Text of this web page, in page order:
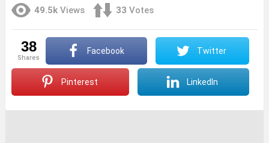
49.5k Views 33 Votes
38
shares
Facebook Twitter
Pinterest LinkedIn